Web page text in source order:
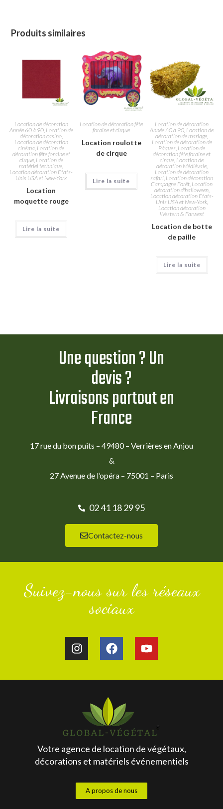
Produits similaires
Location de décoration
Année 60 à 90, Location de
décoration casino,
Location de décoration
cinéma Location de
décoration fête foraine et
cirque, Location de
matériel technique
Location décoration Etats-
Unis USA et New-York
Location
moquette rouge
Lire la suite
Location de décoration fête
foraine et cirque
Location roulotte
de cirque
Lire la suite
Location de décoration
Année 60 à 90 Location de
décoration de mariage
Location de décoration de
Pâques Location de
décoration fête foraine et
cirque Location de
décoration Médiévale,
Location de décoration
safari Location décoration
Campagne Forêt Location
décoration d'halloween,
Location décoration Etats-
Unis USA et New-York,
Location décoration
Western & Farwest
Location de botte
de paille
Lire la suite
Une question ? Un
devis ?
Livraisons partout en
France
17 rue du bon puits – 49480 – Verrières en Anjou
&
27 Avenue de l’opéra – 75001 – Paris
02 41 18 29 95
Contactez-nous
Suivez-nous sur les réseaux
sociaux
Votre agence de location de végétaux,
décorations et matériels événementiels
A propos de nous